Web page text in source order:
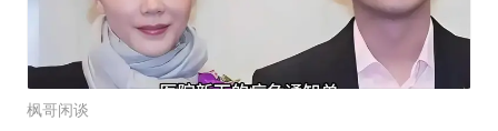
枫哥闲谈